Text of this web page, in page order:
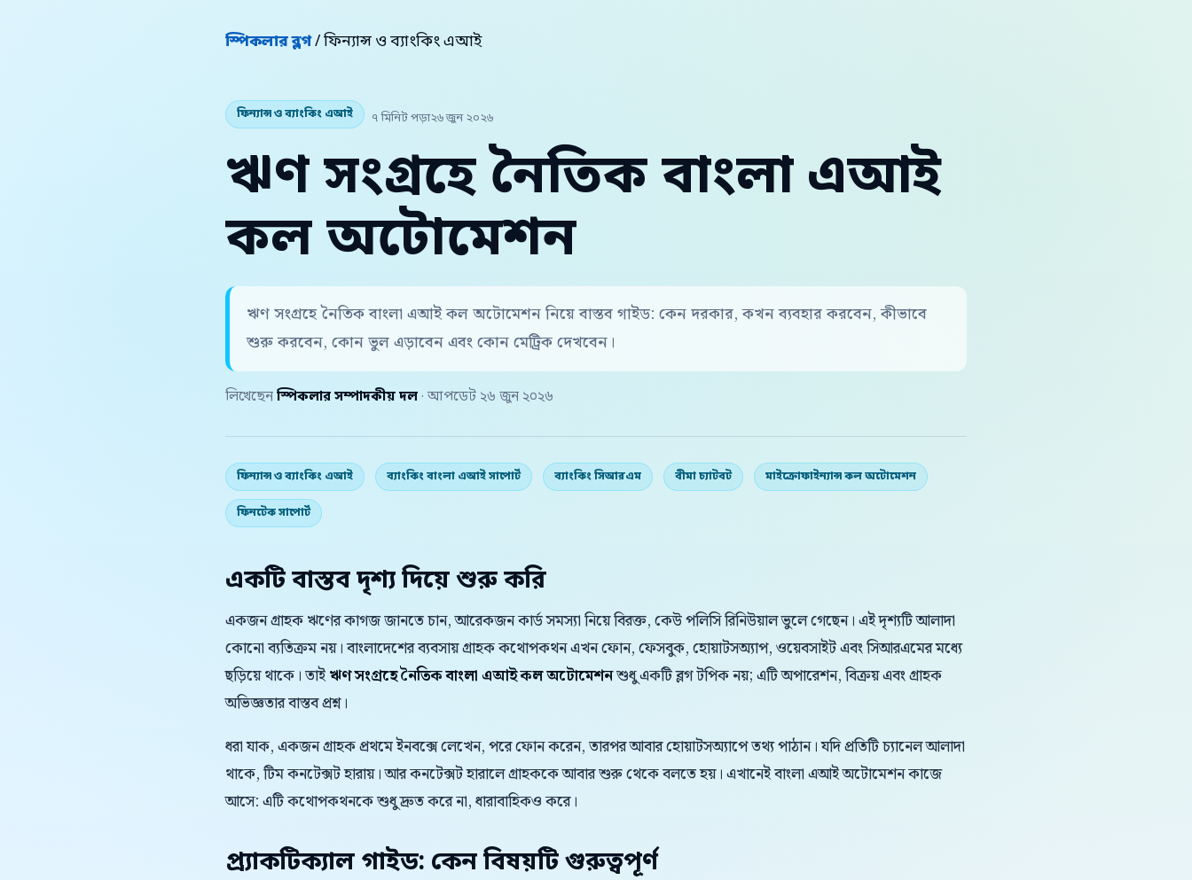
স্পিকলার ব্লগ/ ফিন্যান্স ও ব্যাংকিং এআই
ফিন্যান্স ও ব্যাংকিং এআই ৭ মিনিট পড়া২৬ জুন ২০২৬
ঋণ সংগ্রহে নৈতিক বাংলা এআই
কল অটোমেশন
ঋণ সংগ্রহে নৈতিক বাংলা এআই কল অটোমেশন নিয়ে বাস্তব গাইড: কেন দরকার, কখন ব্যবহার করবেন, কীভাবে
শুরু করবেন, কোন ভুল এড়াবেন এবং কোন মেট্রিক দেখবেন।
লিখেছেন স্পিকলার সম্পাদকীয় দল · আপডেট ২৬ জুন ২০২৬
ফিন্যান্স ও ব্যাংকিং এআই ব্যাংকিং বাংলা এআই সাপোর্ট ব্যাংকিং সিআরএম বীমা চ্যাটবট মাইক্রোফাইন্যান্স কল অটোমেশন
ফিনটেক সাপোর্ট
একটি বাস্তব দৃশ্য দিয়ে শুরু করি
একজন গ্রাহক ঋণের কাগজ জানতে চান, আরেকজন কার্ড সমস্যা নিয়ে বিরক্ত, কেউ পলিসি রিনিউয়াল ভুলে গেছেন। এই দৃশ্যটি আলাদা
কোনো ব্যতিক্রম নয়। বাংলাদেশের ব্যবসায় গ্রাহক কথোপকথন এখন ফোন, ফেসবুক, হোয়াটসঅ্যাপ, ওয়েবসাইট এবং সিআরএমের মধ্যে
ছড়িয়ে থাকে। তাইঋণ সংগ্রহে নৈতিক বাংলা এআই কল অটোমেশনশুধু একটি ব্লগ টপিক নয়; এটি অপারেশন, বিক্রয় এবং গ্রাহক
অভিজ্ঞতার বাস্তব প্রশ্ন।
ধরা যাক, একজন গ্রাহক প্রথমে ইনবক্সে লেখেন, পরে ফোন করেন, তারপর আবার হোয়াটসঅ্যাপে তথ্য পাঠান। যদি প্রতিটি চ্যানেল আলাদা
থাকে, টিম কনটেক্সট হারায়। আর কনটেক্সট হারালে গ্রাহককে আবার শুরু থেকে বলতে হয়। এখানেই বাংলা এআই অটোমেশন কাজে
আসে: এটি কথোপকথনকে শুধু দ্রুত করে না, ধারাবাহিকও করে।
প্র্যাকটিক্যাল গাইড: কেন বিষয়টি গুরুত্বপূর্ণ